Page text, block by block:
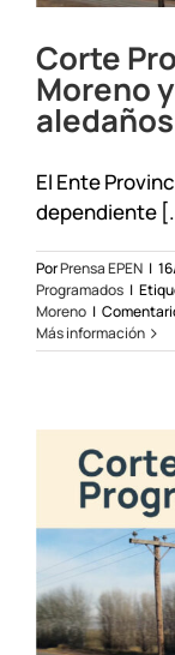
Corte
Moreno
El Ente
dependiente
PorPrensa EPEN |
Programados |
Moreno |
Más información